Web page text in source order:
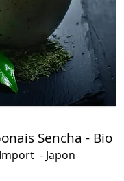
Sencha - Bio
- Japon